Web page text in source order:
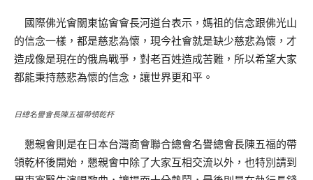
國際佛光會關東協會會長河道台表示，媽祖的信念跟佛光山
的信念一樣，都是慈悲為懷，現今社會就是缺少慈悲為懷，才
造成像是現在的俄烏戰爭，對老百姓造成苦難，所以希望大家
都能秉持慈悲為懷的信念，讓世界更和平。
日總名譽會長陳五福帶領乾杯
懇親會則是在日本台灣商會聯合總會名譽總會長陳五福的帶
領乾杯後開始，懇親會中除了大家互相交流以外，也特別請到